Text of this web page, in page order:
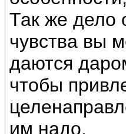
Так же дело
чувства вы
даются
чтобы
им надо.